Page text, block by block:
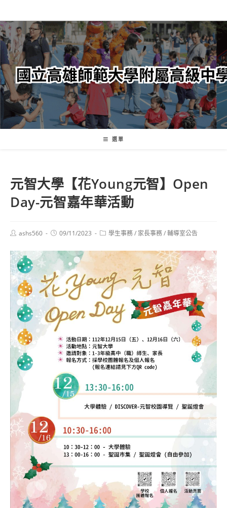
轉
至
主
內
容
選單
元智大學【花Young元智】Open
Day-元智嘉年華活動
Postashs560
Post09/11/2023
Post學生事務/ 家長事務/輔導室公告